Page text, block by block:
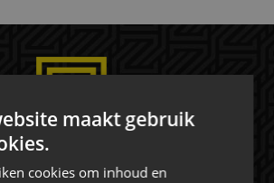
maakt gebruik
cookies om inhoud en